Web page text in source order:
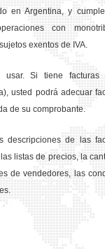
en Argentina, y
con
exentos de IVA.
Si tiene facturas
usted podrá adecuar
de su comprobante.
descripciones de las
listas de precios, la
de vendedores, las